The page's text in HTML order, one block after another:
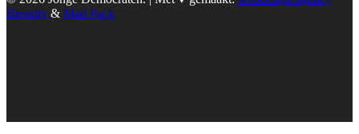
Brendly & Mad Pack